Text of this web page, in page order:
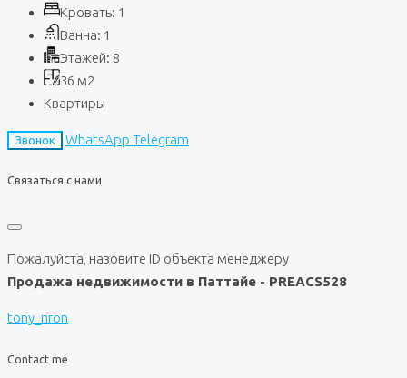
Кровать: 1
Ванна: 1
Этажей: 8
36 м2
Квартиры
Звонок WhatsApp Telegram
Связаться с нами
Пожалуйста, назовите ID объекта менеджеру
Продажа недвижимости в Паттайе - PREACS528
tony_nron
Contact me